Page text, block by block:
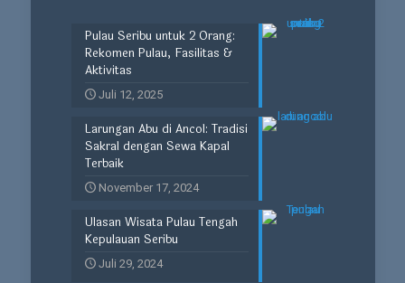
Pulau Seribu untuk 2 Orang:
Rekomen Pulau, Fasilitas &
Aktivitas
Juli 12, 2025
Larungan Abu di Ancol: Tradisi
Sakral dengan Sewa Kapal
Terbaik
November 17, 2024
Ulasan Wisata Pulau Tengah
Kepulauan Seribu
Juli 29, 2024